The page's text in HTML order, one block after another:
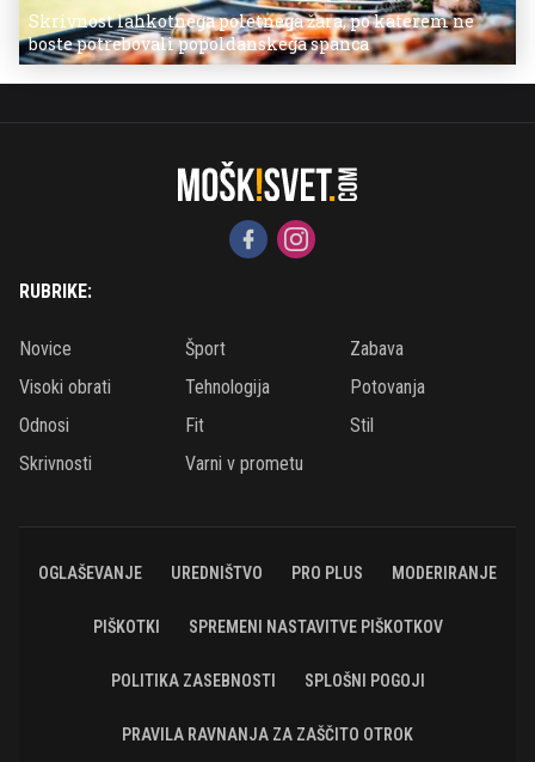
Skrivnost lahkotnega poletnega žara, po katerem ne
boste potrebovali popoldanskega spanca
RUBRIKE:
Novice Šport
Zabava
Visoki obrati
Tehnologija
Potovanja
Odnosi
Fit
Stil
Skrivnosti
Varni v prometu
OGLAŠEVANJE UREDNIŠTVO PRO PLUS MODERIRANJE
PIŠKOTKI SPREMENI NASTAVITVE PIŠKOTKOV
POLITIKA ZASEBNOSTI SPLOŠNI POGOJI
PRAVILA RAVNANJA ZA ZAŠČITO OTROK